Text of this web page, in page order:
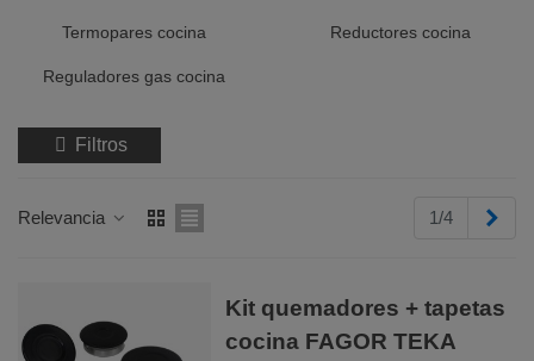
Termopares cocina Reductores cocina
Reguladores gas cocina
Filtros
Relevancia 1/4
Kit quemadores + tapetas
cocina FAGOR TEKA